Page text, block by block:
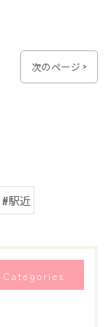
次のページ >
#駅近
Categories